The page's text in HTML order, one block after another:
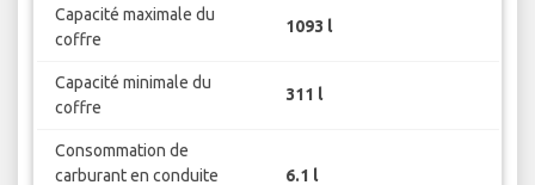
Capacité maximale du
coffre
1093 l
Capacité minimale du
coffre
311 l
Consommation de
carburant en conduite
6.1 l